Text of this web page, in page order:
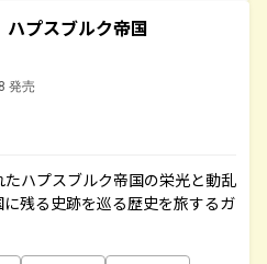
プスブルク帝国
発売
たハプスブルク帝国の栄光と動乱
残る史跡を巡る歴史を旅するガ